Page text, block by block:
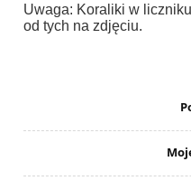
Uwaga: Koraliki w
od tych na zdjęciu.